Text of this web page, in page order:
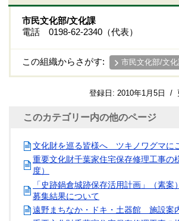
市民文化部/文化課
電話 0198-62-2340（代表）
この組織からさがす: 市民文化部/文化
登録日: 2010年1月5日 /
このカテゴリー内の他のページ
文化財を巡る皆様へ ツキノワグマに
重要文化財千葉家住宅保存修理工事の
度）
「史跡鍋倉城跡保存活用計画」（素案
募集結果について
遠野まちなか・ドキ・土器館 施設案